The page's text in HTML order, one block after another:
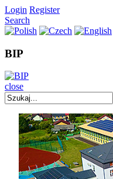
Login Register
Search
BIP
close